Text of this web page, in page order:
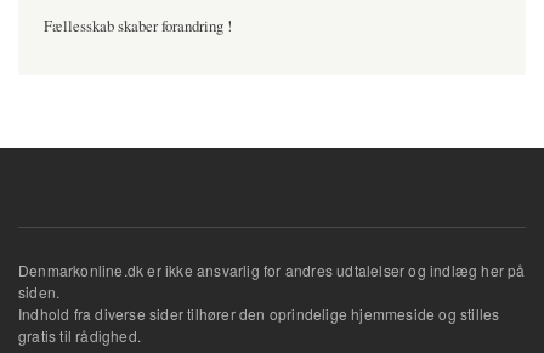
Fællesskab skaber forandring !
Denmarkonline.dk er ikke ansvarlig for andres udtalelser og indlæg her på
siden.
Indhold fra diverse sider tilhører den oprindelige hjemmeside og stilles
gratis til rådighed.